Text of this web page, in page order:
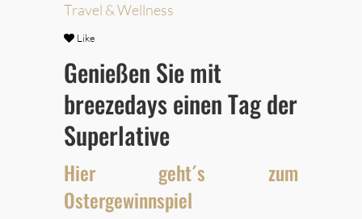
Travel & Wellness
Like
Genießen Sie mit
breezedays einen Tag der
Superlative
Hier geht´s zum
Ostergewinnspiel